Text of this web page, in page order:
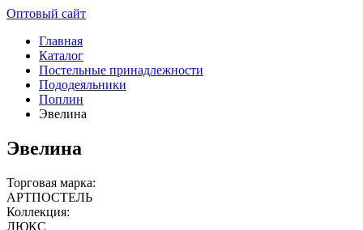
Оптовый сайт
Главная
Каталог
Постельные принадлежности
Пододеяльники
Поплин
Эвелина
Эвелина
Торговая марка:
АРТПОСТЕЛЬ
Коллекция:
ЛЮКС